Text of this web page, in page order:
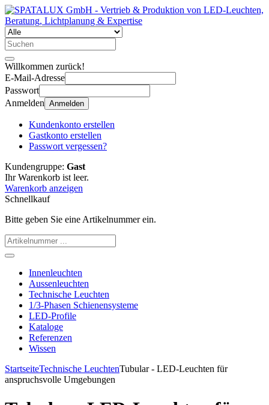
Willkommen zurück!
E-Mail-Adresse
Passwort
Anmelden Anmelden
Kundenkonto erstellen
Gastkonto erstellen
Passwort vergessen?
Kundengruppe: Gast
Ihr Warenkorb ist leer.
Warenkorb anzeigen
Schnellkauf
Bitte geben Sie eine Artikelnummer ein.
Innenleuchten
Aussenleuchten
Technische Leuchten
1/3-Phasen Schienensysteme
LED-Profile
Kataloge
Referenzen
Wissen
StartseiteTechnische LeuchtenTubular - LED-Leuchten für
anspruchsvolle Umgebungen